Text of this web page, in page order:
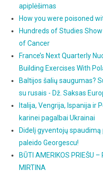
apiplėšimas
How you were poisoned
Hundreds of Studies
of Cancer
France’s Next Quarterly
Building Exercises With
Baltijos šalių saugumas?
su rusais - Dž. Saksas
Italija, Vengrija, Ispanija ir
karinei pagalbai Ukrainai
Didelį gyventojų
paleido Georgescu!
BŪTI AMERIKOS PRIEŠU
MIRTINA